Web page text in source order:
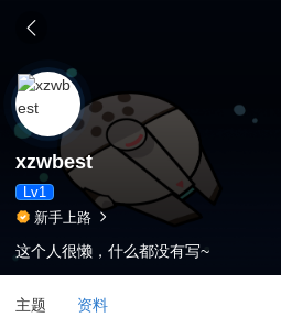
xzwbest
Lv1
新手上路
这个人很懒，什么都没有写~
主题 资料